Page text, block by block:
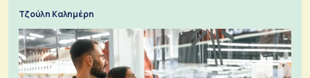
Τζούλη Καλημέρη